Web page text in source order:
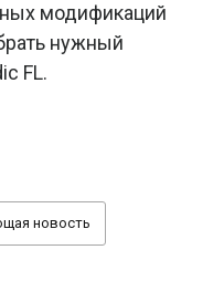
модификаций
нужный
FL.
новость